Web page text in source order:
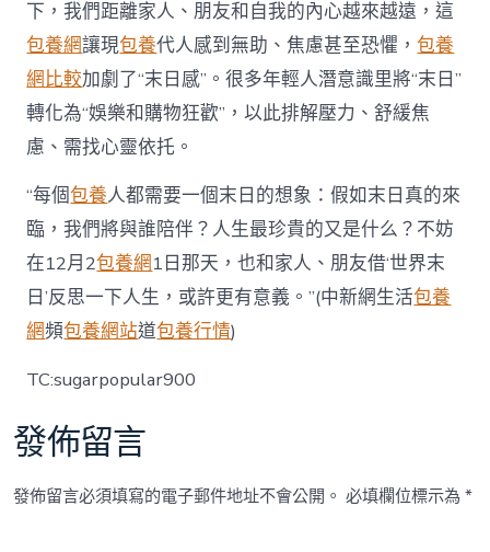
下，我們距離家人、朋友和自我的內心越來越遠，這
包養網讓現包養代人感到無助、焦慮甚至恐懼，包養
網比較加劇了“末日感”。很多年輕人潛意識里將“末日”
轉化為“娛樂和購物狂歡”，以此排解壓力、舒緩焦
慮、需找心靈依托。
“每個包養人都需要一個末日的想象：假如末日真的來
臨，我們將與誰陪伴？人生最珍貴的又是什么？不妨
在12月2包養網1日那天，也和家人、朋友借‘世界末
日’反思一下人生，或許更有意義。”(中新網生活包養
網頻包養網站道包養行情)
TC:sugarpopular900
發佈留言
發佈留言必須填寫的電子郵件地址不會公開。 必填欄位標示為*